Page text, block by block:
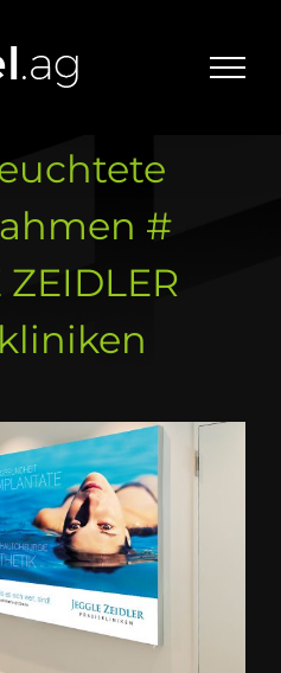
#
ZEIDLER